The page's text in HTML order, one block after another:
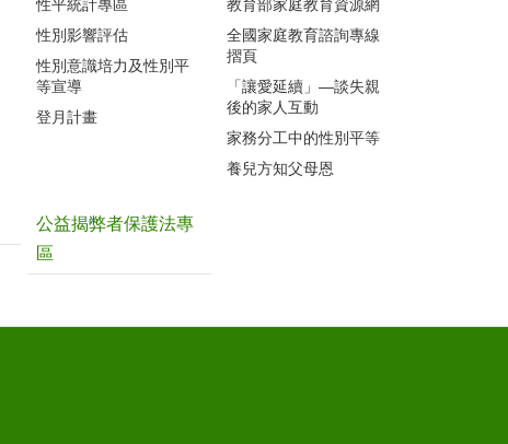
性平統計專區
性別影響評估
性別意識培力及性別平
等宣導
登月計畫
教育部家庭教育資源網
全國家庭教育諮詢專線
摺頁
「讓愛延續」―談失親
後的家人互動
家務分工中的性別平等
養兒方知父母恩
公益揭弊者保護法專
區